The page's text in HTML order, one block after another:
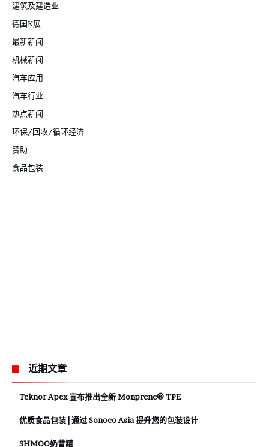
建筑及建造业
德国K展
最新新闻
机械新闻
汽车应用
汽车行业
热点新闻
环保/回收/循环经济
赞助
食品包装
近期文章
Teknor Apex 宣布推出全新 Monprene® TPE
优质食品包装 | 通过 Sonoco Asia 提升您的包装设计
SHMOO奶昔罐